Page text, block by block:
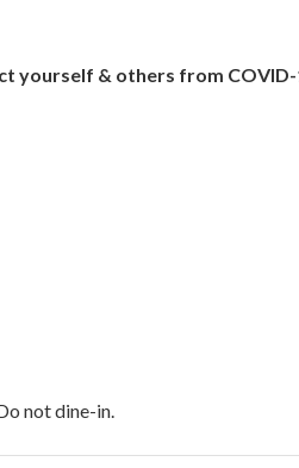
yourself & others from
not dine-in.